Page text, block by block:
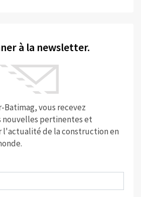
à la newsletter.
vous recevez
pertinentes et
l'actualité de la construction en